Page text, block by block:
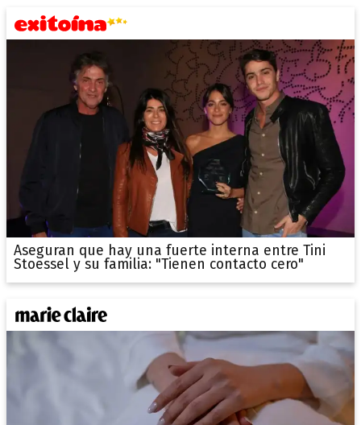
Aseguran que hay una fuerte interna entre Tini
Stoessel y su familia: "Tienen contacto cero"